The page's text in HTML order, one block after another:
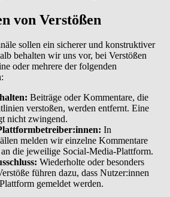
von Verstößen
sollen ein sicherer und konstruktiver
behalten wir uns vor, bei Verstößen
oder mehrere der folgenden
Beiträge oder Kommentare, die
verstoßen, werden entfernt. Eine
nicht zwingend.
In
melden wir einzelne Kommentare
die jeweilige Social-Media-Plattform.
Wiederholte oder besonders
führen dazu, dass Nutzer:innen
gemeldet werden.